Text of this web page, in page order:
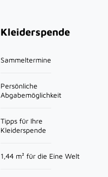
Kleiderspende
Sammeltermine
Persönliche
Abgabemöglichkeit
Tipps für Ihre
Kleiderspende
1,44 m² für die Eine Welt